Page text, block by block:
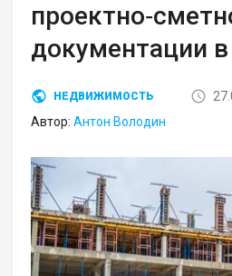
документации
НЕДВИЖИМОСТЬ
Автор:Антон Володин